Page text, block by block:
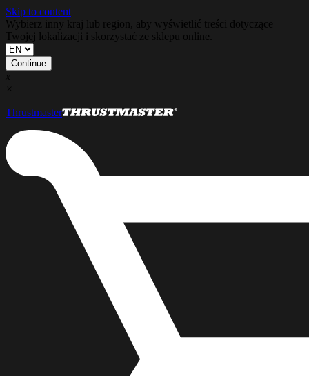
Skip to content
Wybierz inny kraj lub region, aby wyświetlić treści dotyczące
Twojej lokalizacji i skorzystać ze sklepu online.
Continue
x
×
Thrustmaster